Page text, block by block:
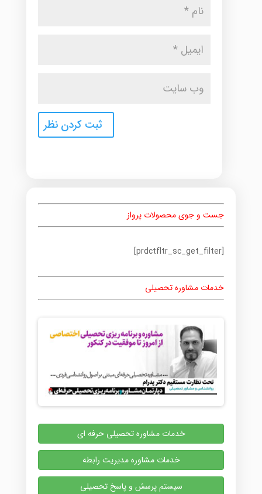
جست و جوی محصولات پرواز
[prdctfltr_sc_get_filter]
خدمات مشاوره تحصیلی
خدمات مشاوره تحصیلی حرفه ای
خدمات مشاوره مدیریت رابطه
سیستم پرسش و پاسخ تحصیلی